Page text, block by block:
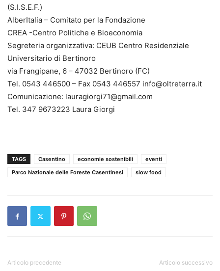
(S.I.S.E.F.)
AlberItalia – Comitato per la Fondazione
CREA -Centro Politiche e Bioeconomia
Segreteria organizzativa: CEUB Centro Residenziale
Universitario di Bertinoro
via Frangipane, 6 – 47032 Bertinoro (FC)
Tel. 0543 446500 – Fax 0543 446557 info@oltreterra.it
Comunicazione: lauragiorgi71@gmail.com
Tel. 347 9673223 Laura Giorgi
TAGS Casentino economie sostenibili
eventi
Parco Nazionale delle Foreste Casentinesi
slow food
Articolo precedente Articolo successivo